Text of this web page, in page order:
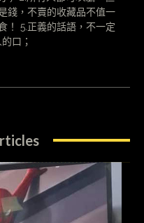
錢，不賣的收藏品不值一
！ 5.正義的話語，不一定
口；